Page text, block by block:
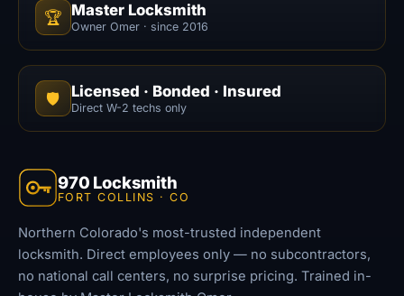
🏆 Master Locksmith
Owner Omer · since 2016
🛡️ Licensed · Bonded · Insured
Direct W-2 techs only
970 Locksmith
FORT COLLINS · CO
Northern Colorado's most-trusted independent
locksmith. Direct employees only — no subcontractors,
no national call centers, no surprise pricing. Trained in-